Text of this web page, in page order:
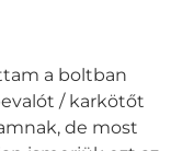
a boltban
/ karkötőt
de most